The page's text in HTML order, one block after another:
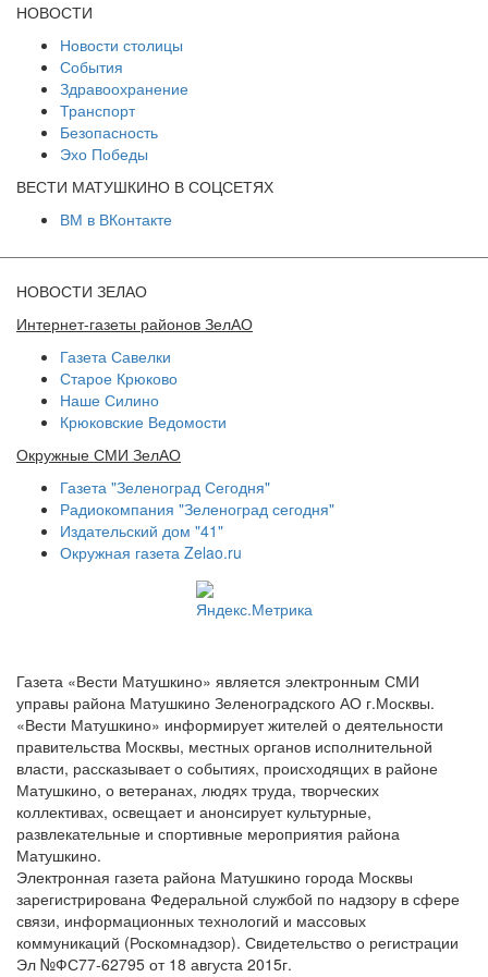
НОВОСТИ
Новости столицы
События
Здравоохранение
Транспорт
Безопасность
Эхо Победы
ВЕСТИ МАТУШКИНО В СОЦСЕТЯХ
ВМ в ВКонтакте
НОВОСТИ ЗЕЛАО
Интернет-газеты районов ЗелАО
Газета Савелки
Старое Крюково
Наше Силино
Крюковские Ведомости
Окружные СМИ ЗелАО
Газета "Зеленоград Сегодня"
Радиокомпания "Зеленоград сегодня"
Издательский дом "41"
Окружная газета Zelao.ru
Газета «Вести Матушкино» является электронным СМИ
управы района Матушкино Зеленоградского АО г.Москвы.
«Вести Матушкино» информирует жителей о деятельности
правительства Москвы, местных органов исполнительной
власти, рассказывает о событиях, происходящих в районе
Матушкино, о ветеранах, людях труда, творческих
коллективах, освещает и анонсирует культурные,
развлекательные и спортивные мероприятия района
Матушкино.
Электронная газета района Матушкино города Москвы
зарегистрирована Федеральной службой по надзору в сфере
связи, информационных технологий и массовых
коммуникаций (Роскомнадзор). Свидетельство о регистрации
Эл №ФС77-62795 от 18 августа 2015г.